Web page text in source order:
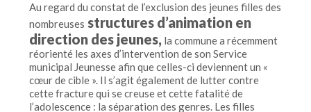
Au regard du constat de l’exclusion des jeunes filles des
nombreuses structures d’animation en
direction des jeunes, la commune a récemment
réorienté les axes d’intervention de son Service
municipal Jeunesse afin que celles-ci deviennent un «
cœur de cible ». Il s’agit également de lutter contre
cette fracture qui se creuse et cette fatalité de
l’adolescence : la séparation des genres. Les filles